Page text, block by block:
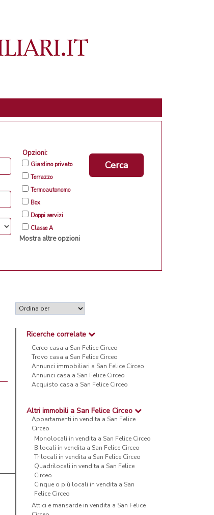
Opzioni:
Giardino privato
Terrazzo
Termoautonomo
Box
Doppi servizi
Classe A
Mostra altre opzioni
Cerca
Ricerche correlate
Cerco casa a San Felice Circeo
Trovo casa a San Felice Circeo
Annunci immobiliari a San Felice Circeo
Annunci casa a San Felice Circeo
Acquisto casa a San Felice Circeo
Altri immobili a San Felice Circeo
Appartamenti in vendita a San Felice
Circeo
Monolocali in vendita a San Felice Circeo
Bilocali in vendita a San Felice Circeo
Trilocali in vendita a San Felice Circeo
Quadrilocali in vendita a San Felice
Circeo
Cinque o più locali in vendita a San
Felice Circeo
Attici e mansarde in vendita a San Felice